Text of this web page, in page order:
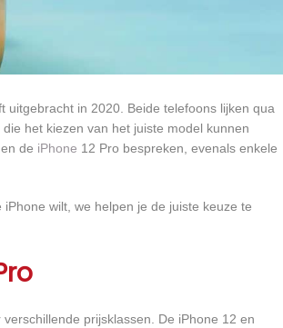
uitgebracht in 2020. Beide telefoons lijken qua
het kiezen van het juiste model kunnen
de iPhone 12 Pro bespreken, evenals enkele
wilt, we helpen je de juiste keuze te
prijsklassen. De iPhone 12 en